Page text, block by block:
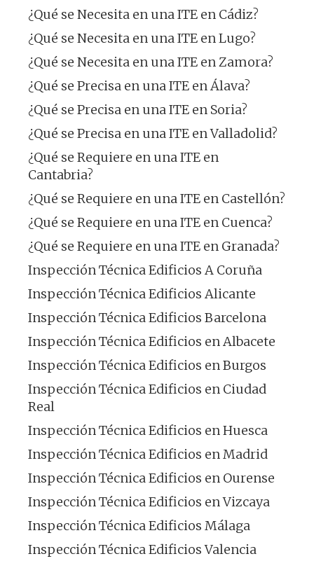
¿Qué se Necesita en una ITE en Cádiz?
¿Qué se Necesita en una ITE en Lugo?
¿Qué se Necesita en una ITE en Zamora?
¿Qué se Precisa en una ITE en Álava?
¿Qué se Precisa en una ITE en Soria?
¿Qué se Precisa en una ITE en Valladolid?
¿Qué se Requiere en una ITE en
Cantabria?
¿Qué se Requiere en una ITE en Castellón?
¿Qué se Requiere en una ITE en Cuenca?
¿Qué se Requiere en una ITE en Granada?
Inspección Técnica Edificios A Coruña
Inspección Técnica Edificios Alicante
Inspección Técnica Edificios Barcelona
Inspección Técnica Edificios en Albacete
Inspección Técnica Edificios en Burgos
Inspección Técnica Edificios en Ciudad
Real
Inspección Técnica Edificios en Huesca
Inspección Técnica Edificios en Madrid
Inspección Técnica Edificios en Ourense
Inspección Técnica Edificios en Vizcaya
Inspección Técnica Edificios Málaga
Inspección Técnica Edificios Valencia